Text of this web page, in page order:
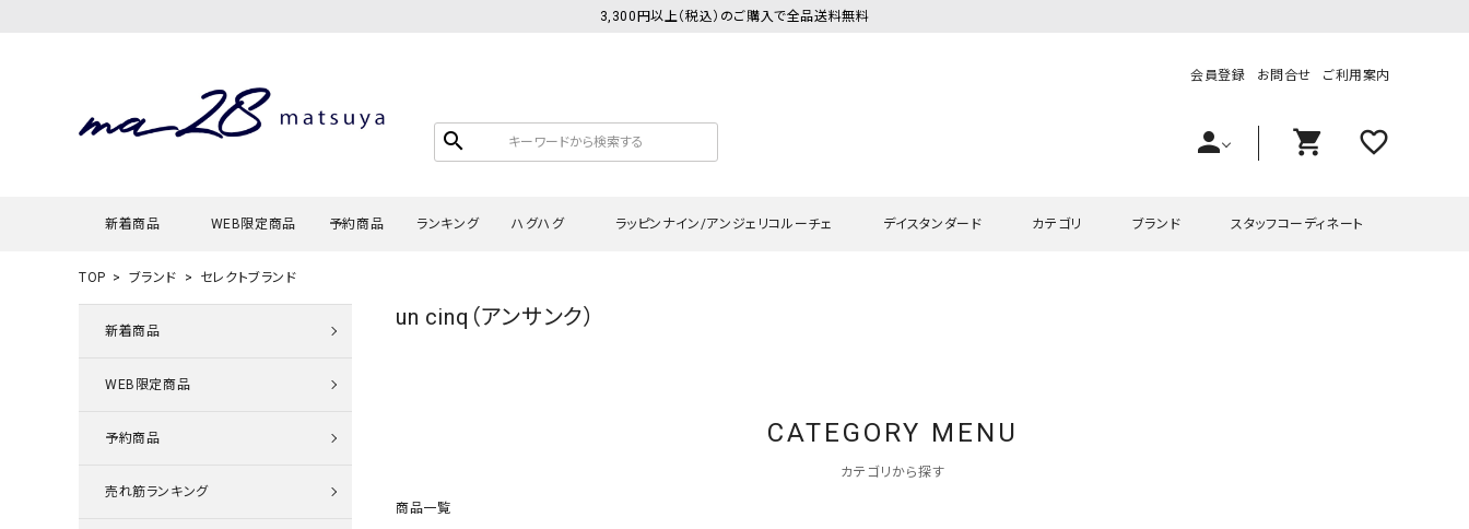
3,300円以上（税込）のご購入で全品送料無料
search
会員登録 お問合せ ご利用案内
person shopping_cart favorite_outline
新着商品 WEB限定商品 予約商品 ランキング ハグハグ
Tシャツ・カットソー
ニット
ラッピンナイン/アンジェリコルーチェ
Tシャツ・カットソー
デイスタンダード
スウェット・パーカー
カテゴリ
サロペット・オーバーオール
ブランド スタッフコーディネート
TOP ブランド セレクトブランド
新着商品
WEB限定商品
予約商品
売れ筋ランキング
un cinq（アンサンク）
CATEGORY MENU
カテゴリから探す
商品一覧